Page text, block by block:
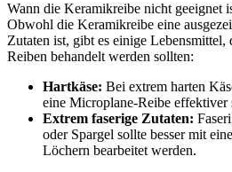
Wann die Keramikreibe nicht geeignet
Obwohl die Keramikreibe eine
Zutaten ist, gibt es einige Lebensmittel,
Reiben behandelt werden sollten:
Hartkäse: Bei extrem harten
eine Microplane-Reibe effektiver
Extrem faserige Zutaten:
oder Spargel sollte besser mit
Löchern bearbeitet werden.